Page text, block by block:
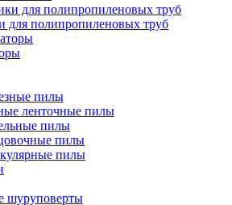
для полипропиленовых труб
пилы
ленточные пилы
пилы
пилы
пилы